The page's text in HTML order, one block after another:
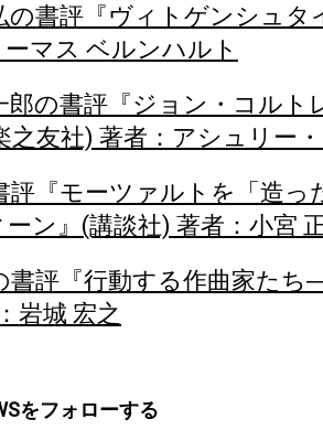
の書評『ヴィトゲンシュタ
マス ベルンハルト
郎の書評『ジョン・コルト
之友社) 著者：アシュリー
評『モーツァルトを「造
ン』(講談社) 著者：小宮
書評『行動する作曲家たち
岩城 宏之
をフォローする